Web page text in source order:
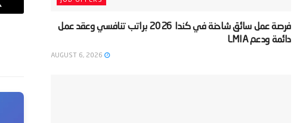
‫فرصة عمل سائق شاحنة في كندا 2026 براتب تنافسي وعقد عمل
دائمة ودعم LMIA‬